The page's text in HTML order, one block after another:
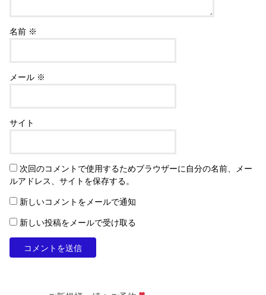
名前 ※
メール ※
サイト
次回のコメントで使用するためブラウザーに自分の名前、メー
ルアドレス、サイトを保存する。
新しいコメントをメールで通知
新しい投稿をメールで受け取る